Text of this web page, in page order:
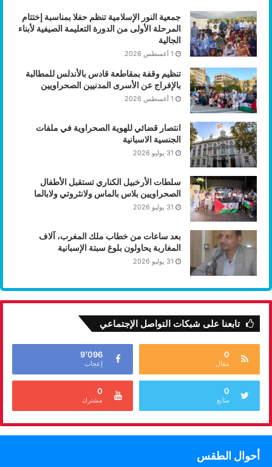
جمعية النور الإسلامية تنظم حفلا بمناسبة إختتام
المرحلة الأولى من الدورة التعليمة الصيفية لأبناء
الجالية
1 أغسطس 2026
تنظيم وقفة بمقاطعة قادس بالأندلس للمطالبة
بالإفراج عن الأسرى المدنيين الصحراويين
1 أغسطس 2026
انتصار قضائي للهوية الصحراوية في ملفات
الجنسية الاسبانية
31 يوليو 2026
سلطات الأرخبيل الكناري تستقبل الأطفال
الصحراويين بلاس بالماس ولانثروتي ولابالما
31 يوليو 2026
بعد ساعات من خطاب ملك المغرب، آلاف
المغاربة يحاولون بلوغ سبتة الإسبانية
31 يوليو 2026
تابعنا على شبكات التواصل الإجتماعي
0
مقال
9٬096
إعجاب
0
متابع
0
مشترك
أحوال الطقس